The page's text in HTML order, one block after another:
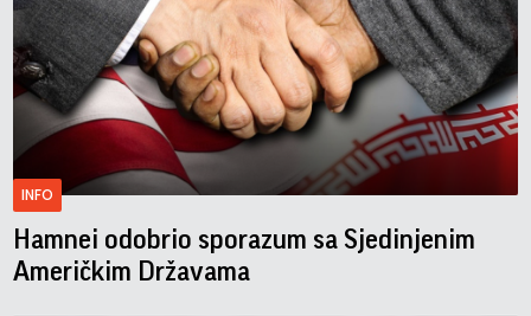
INFO
Hamnei odobrio sporazum sa Sjedinjenim
Američkim Državama